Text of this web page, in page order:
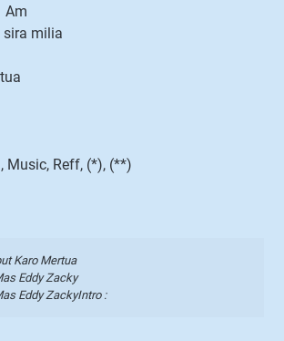
sira milia
Music, Reff, (*), (**)
Karo Mertua
Eddy Zacky
Eddy ZackyIntro :